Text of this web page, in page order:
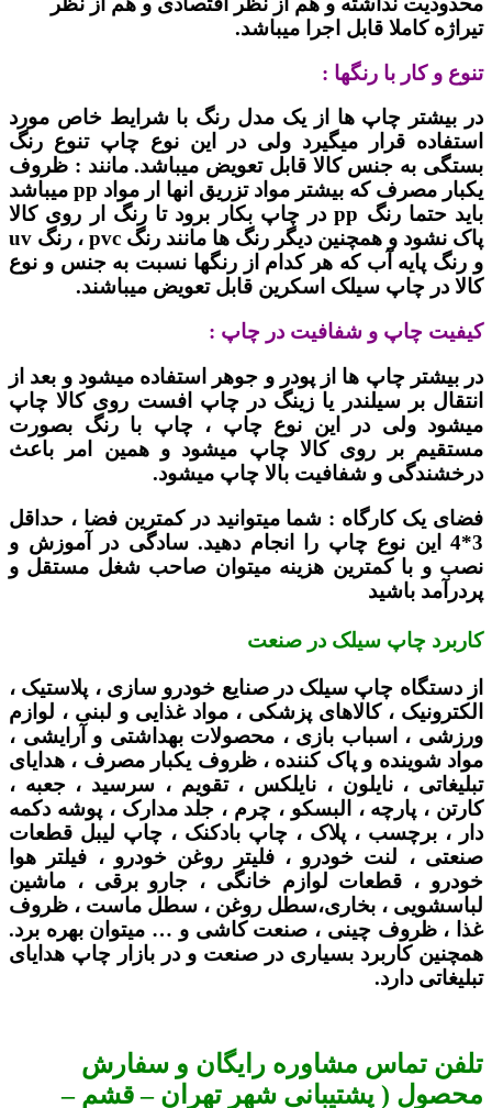
تیراژه کاملا قابل اجرا میباشد.
تنوع و کار با رنگها :
در بیشتر چاپ ها از یک مدل رنگ با شرایط خاص مورد
استفاده قرار میگیرد ولی در این نوع چاپ تنوع رنگ
بستگی به جنس کالا قابل تعویض میباشد. مانند : ظروف
یکبار مصرف که بیشتر مواد تزریق انها ار مواد pp میباشد
باید حتما رنگ pp در چاپ بکار برود تا رنگ ار روی کالا
پاک نشود و همچنین دیگر رنگ ها مانند رنگ pvc ، رنگ uv
و رنگ پایه آب که هر کدام از رنگها نسبت به جنس و نوع
کالا در چاپ سیلک اسکرین قابل تعویض میباشند.
کیفیت چاپ و شفافیت در چاپ :
در بیشتر چاپ ها از پودر و جوهر استفاده میشود و بعد از
انتقال بر سیلندر یا زینگ در چاپ افست روی کالا چاپ
میشود ولی در این نوع چاپ ، چاپ با رنگ بصورت
مستقیم بر روی کالا چاپ میشود و همین امر باعث
درخشندگی و شفافیت بالا چاپ میشود.
فضای یک کارگاه : شما میتوانید در کمترین فضا ، حداقل
3*4 این نوع چاپ را انجام دهید. سادگی در آموزش و
نصب و با کمترین هزینه میتوان صاحب شغل مستقل و
پردرآمد باشید
کاربرد چاپ سیلک در صنعت
از دستگاه چاپ سیلک در صنایع خودرو سازی ، پلاستیک ،
الکترونیک ، کالاهای پزشکی ، مواد غذایی و لبنی ، لوازم
ورزشی ، اسباب بازی ، محصولات بهداشتی و آرایشی ،
مواد شوینده و پاک کننده ، ظروف یکبار مصرف ، هدایای
تبلیغاتی ، نایلون ، نایلکس ، تقویم ، سرسید ، جعبه ،
کارتن ، پارچه ، البسکو ، چرم ، جلد مدارک ، پوشه دکمه
دار ، برچسب ، پلاک ، چاپ بادکنک ، چاپ لیبل قطعات
صنعتی ، لنت خودرو ، فلیتر روغن خودرو ، فیلتر هوا
خودرو ، قطعات لوازم خانگی ، جارو برقی ، ماشین
لباسشویی ، بخاری،سطل روغن ، سطل ماست ، ظروف
غذا ، ظروف چینی ، صنعت کاشی و … میتوان بهره برد.
همچنین کاربرد بسیاری در صنعت و در بازار چاپ هدایای
تبلیغاتی دارد.
تلفن تماس مشاوره رایگان و سفارش
محصول ( پشتیبانی شهر تهران – قشم –